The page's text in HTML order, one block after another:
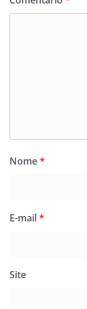
Nome*
E-mail*
Site